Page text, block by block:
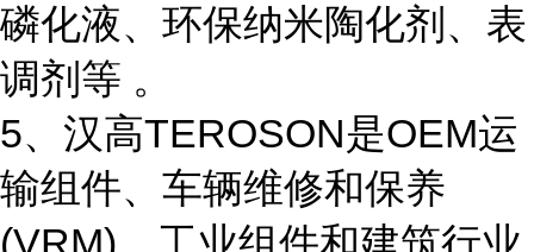
磷化液、环保纳米陶化剂、表
调剂等 。
5、汉高TEROSON是OEM运
输组件、车辆维修和保养
(VRM)、工业组件和建筑行业